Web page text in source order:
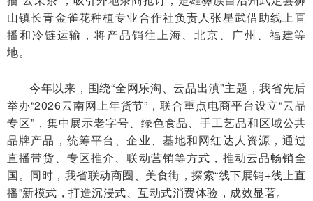
山镇长青金雀花种植专业合作社负责人张星武借助线上直
播和冷链运输，将产品销往上海、北京、广州、福建等
地。
今年以来，围绕“全网乐淘、云品出滇”主题，我省先后
举办“2026云南网上年货节”，联合重点电商平台设立“云品
专区”，集中展示老字号、绿色食品、手工艺品和区域公共
品牌产品，统筹平台、企业、基地和网红达人资源，通过
直播带货、专区推介、联动营销等方式，推动云品畅销全
国。同时，我省联动商圈、美食街，探索“线下展销+线上直
播”新模式，打造沉浸式、互动式消费体验，成效显著。